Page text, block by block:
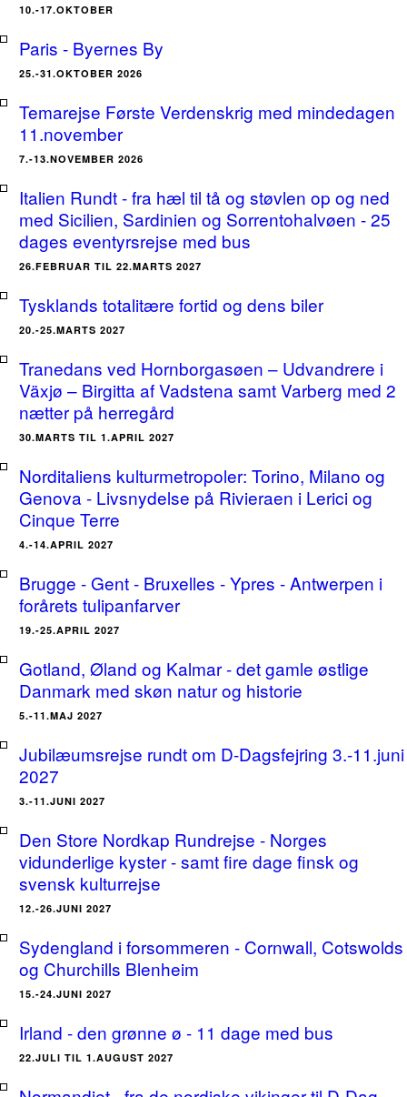
10.-17.OKTOBER
Paris - Byernes By
25.-31.OKTOBER 2026
Temarejse Første Verdenskrig med mindedagen
11.november
7.-13.NOVEMBER 2026
Italien Rundt - fra hæl til tå og støvlen op og ned
med Sicilien, Sardinien og Sorrentohalvøen - 25
dages eventyrsrejse med bus
26.FEBRUAR TIL 22.MARTS 2027
Tysklands totalitære fortid og dens biler
20.-25.MARTS 2027
Tranedans ved Hornborgasøen – Udvandrere i
Växjø – Birgitta af Vadstena samt Varberg med 2
nætter på herregård
30.MARTS TIL 1.APRIL 2027
Norditaliens kulturmetropoler: Torino, Milano og
Genova - Livsnydelse på Rivieraen i Lerici og
Cinque Terre
4.-14.APRIL 2027
Brugge - Gent - Bruxelles - Ypres - Antwerpen i
forårets tulipanfarver
19.-25.APRIL 2027
Gotland, Øland og Kalmar - det gamle østlige
Danmark med skøn natur og historie
5.-11.MAJ 2027
Jubilæumsrejse rundt om D-Dagsfejring 3.-11.juni
2027
3.-11.JUNI 2027
Den Store Nordkap Rundrejse - Norges
vidunderlige kyster - samt fire dage finsk og
svensk kulturrejse
12.-26.JUNI 2027
Sydengland i forsommeren - Cornwall, Cotswolds
og Churchills Blenheim
15.-24.JUNI 2027
Irland - den grønne ø - 11 dage med bus
22.JULI TIL 1.AUGUST 2027